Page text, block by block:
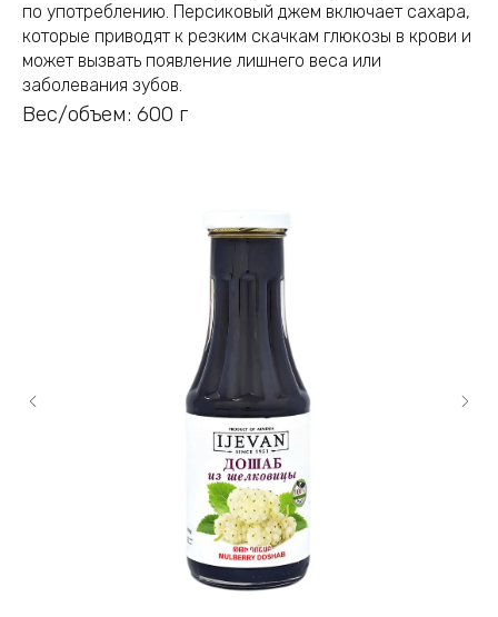
по употреблению. Персиковый джем включает сахара,
которые приводят к резким скачкам глюкозы в крови и
может вызвать появление лишнего веса или
заболевания зубов.
Вес/объем: 600 г